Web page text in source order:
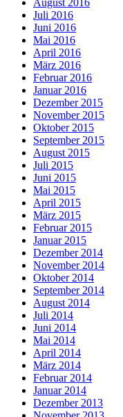
Juli 2016
Juni 2016
Mai 2016
April 2016
März 2016
Februar 2016
Januar 2016
Dezember 2015
November 2015
Oktober 2015
September 2015
August 2015
Juli 2015
Juni 2015
Mai 2015
April 2015
März 2015
Februar 2015
Januar 2015
Dezember 2014
November 2014
Oktober 2014
September 2014
August 2014
Juli 2014
Juni 2014
Mai 2014
April 2014
März 2014
Februar 2014
Januar 2014
Dezember 2013